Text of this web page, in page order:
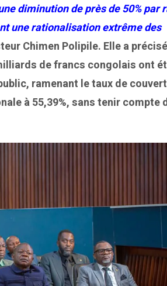
diminution de près de 50% par
une rationalisation extrême des
Chimen Polipile. Elle a
de francs congolais ont
ramenant le taux de
à 55,39%, sans tenir compte